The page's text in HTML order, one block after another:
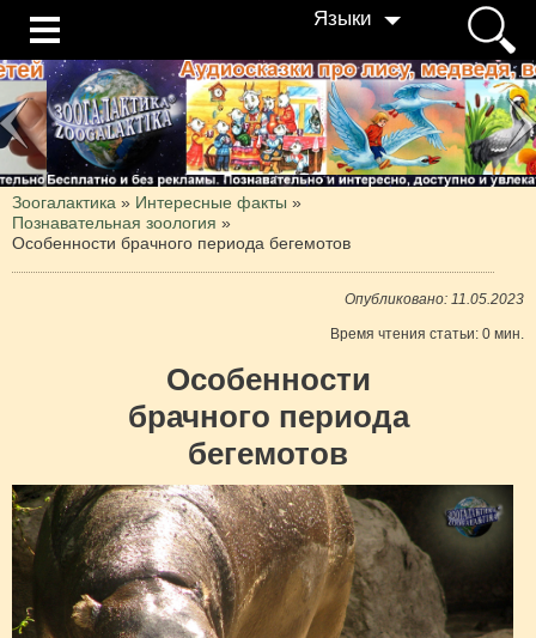
Языки
Зоогалактика » Интересные факты »
Познавательная зоология »
Особенности брачного периода бегемотов
Опубликовано: 11.05.2023
Время чтения статьи: 0 мин.
Особенности
брачного периода
бегемотов